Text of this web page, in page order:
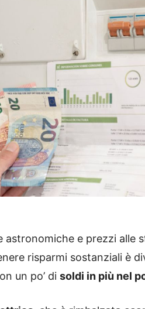
e prezzi alle
risparmi sostanziali è
un po’ di soldi in più nel